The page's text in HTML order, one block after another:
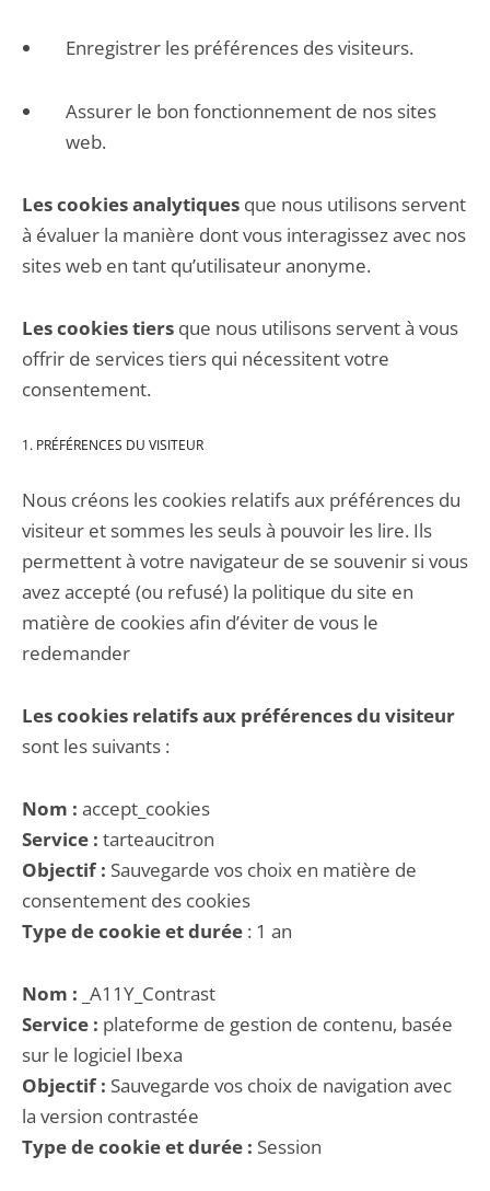
Enregistrer les préférences des visiteurs.
Assurer le bon fonctionnement de nos sites
web.
Les cookies analytiques que nous utilisons servent
à évaluer la manière dont vous interagissez avec nos
sites web en tant qu’utilisateur anonyme.
Les cookies tiers que nous utilisons servent à vous
offrir de services tiers qui nécessitent votre
consentement.
1. PRÉFÉRENCES DU VISITEUR
Nous créons les cookies relatifs aux préférences du
visiteur et sommes les seuls à pouvoir les lire. Ils
permettent à votre navigateur de se souvenir si vous
avez accepté (ou refusé) la politique du site en
matière de cookies afin d’éviter de vous le
redemander
Les cookies relatifs aux préférences du visiteur
sont les suivants :
Nom : accept_cookies
Service : tarteaucitron
Objectif : Sauvegarde vos choix en matière de
consentement des cookies
Type de cookie et durée : 1 an
Nom : _A11Y_Contrast
Service : plateforme de gestion de contenu, basée
sur le logiciel Ibexa
Objectif : Sauvegarde vos choix de navigation avec
la version contrastée
Type de cookie et durée : Session